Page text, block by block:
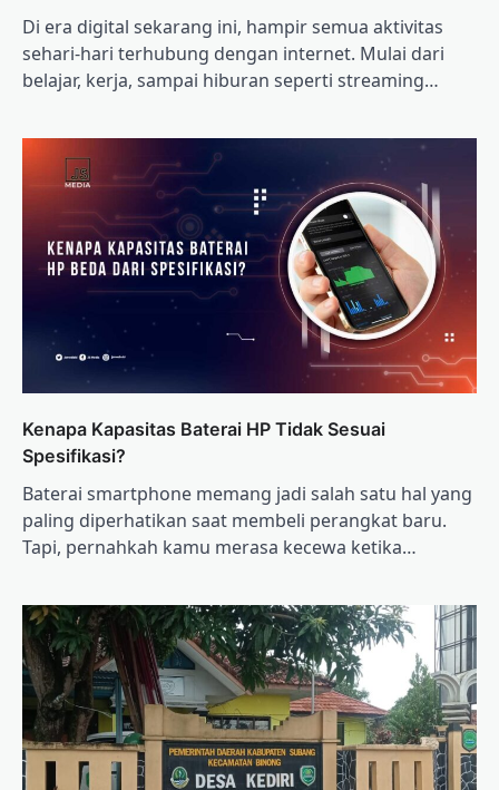
Di era digital sekarang ini, hampir semua aktivitas
sehari-hari terhubung dengan internet. Mulai dari
belajar, kerja, sampai hiburan seperti streaming…
Kenapa Kapasitas Baterai HP Tidak Sesuai
Spesifikasi?
Baterai smartphone memang jadi salah satu hal yang
paling diperhatikan saat membeli perangkat baru.
Tapi, pernahkah kamu merasa kecewa ketika…